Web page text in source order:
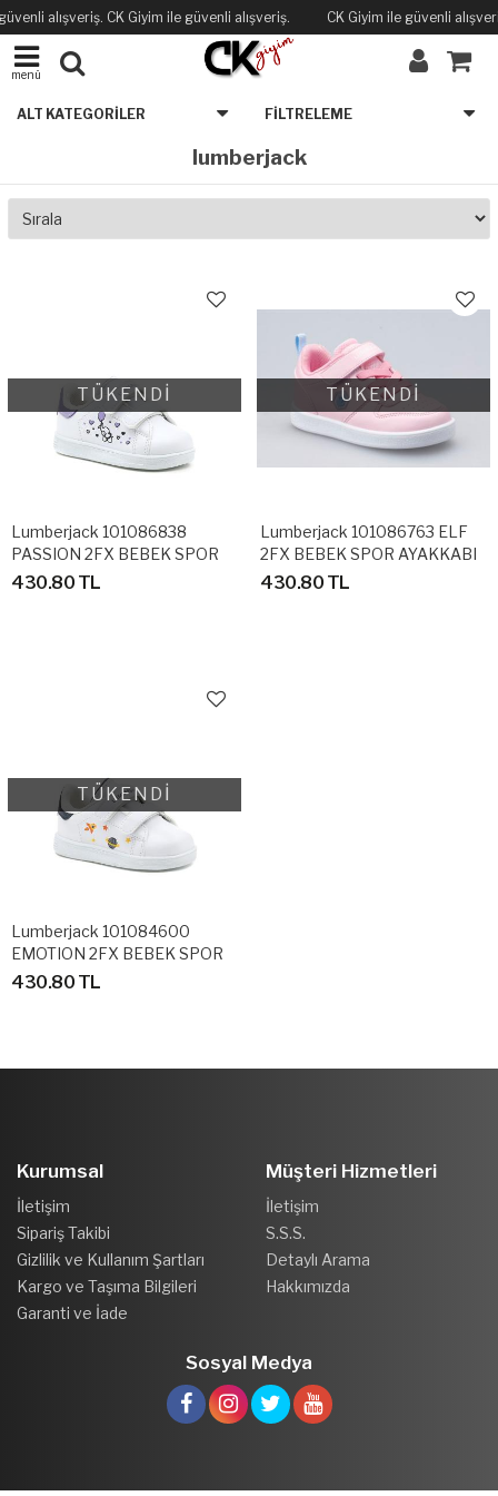
alışveriş. CK Giyim ile güvenli alışveriş. CK Giyim ile güvenli
menü
ALT KATEGORILER FILTRELEME
lumberjack
TÜKENDİ
Lumberjack 101086838
PASSION 2FX BEBEK SPOR
AYAKKABI
430.80 TL
TÜKENDİ
Lumberjack 101086763 ELF
2FX BEBEK SPOR AYAKKABI
430.80 TL
TÜKENDİ
Lumberjack 101084600
EMOTION 2FX BEBEK SPOR
AYAKKABI
430.80 TL
Kurumsal
İletişim
Sipariş Takibi
Gizlilik ve Kullanım Şartları
Kargo ve Taşıma Bilgileri
Garanti ve İade
Müşteri Hizmetleri
İletişim
S.S.S.
Detaylı Arama
Hakkımızda
Sosyal Medya